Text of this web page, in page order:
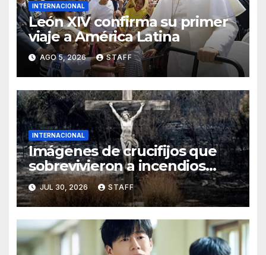
INTERNACIONAL
León XIV confirma su primer
viaje a América Latina
AGO 5, 2026 STAFF
INTERNACIONAL
Imágenes de crucifijos que
sobrevivieron a incendios
reavivan reflexiones sobre la
fe y la esperanza
JUL 30, 2026 STAFF